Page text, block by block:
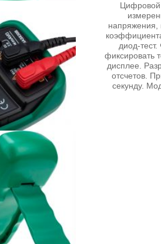
Цифровой
напряжения,
диод-
фиксировать
дисплее.
отсчетов.
секунду.